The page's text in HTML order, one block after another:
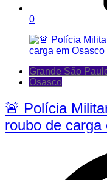
0
Grande São
Osasco
🚨 Polícia
roubo de